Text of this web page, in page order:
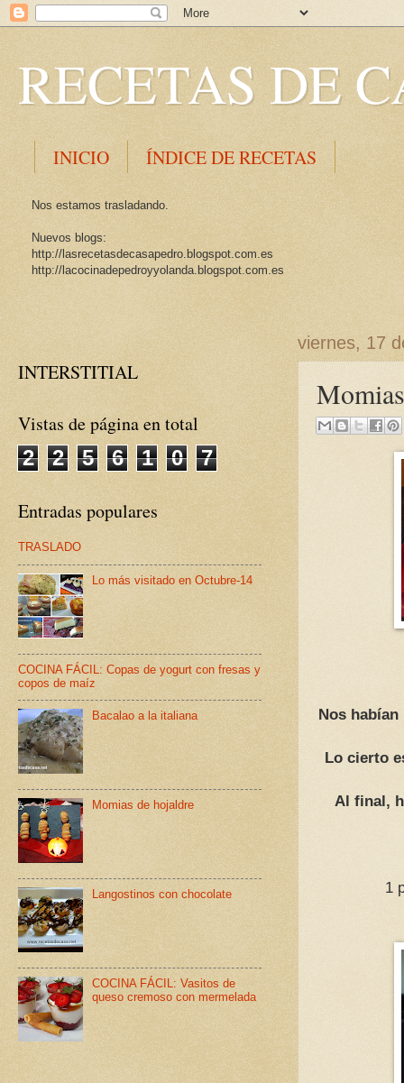
RECETAS DE
INICIO ÍNDICE DE RECETAS
Nos estamos trasladando.
Nuevos blogs:
http://lasrecetasdecasapedro.blogspot.com.es
http://lacocinadepedroyyolanda.blogspot.com.es
viernes, 17
Nos
Lo cierto
Al final,
1
INTERSTITIAL
Vistas de página en total
2
2 5 6 1 0 7
Entradas populares
TRASLADO
Lo más visitado en Octubre-14
COCINA FÁCIL: Copas de yogurt con fresas y
copos de maíz
Bacalao a la italiana
Momias de hojaldre
Langostinos con chocolate
COCINA FÁCIL: Vasitos de
queso cremoso con mermelada